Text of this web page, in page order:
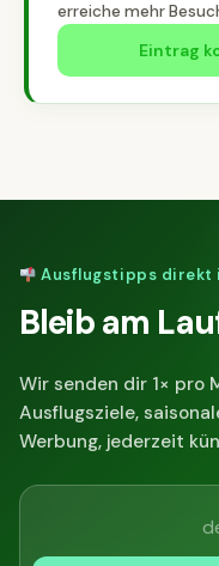
erreiche mehr
Eintrag
Ausflugstipps direkt
Bleib am
Wir senden dir 1× pro
Ausflugsziele,
Werbung, jederzeit